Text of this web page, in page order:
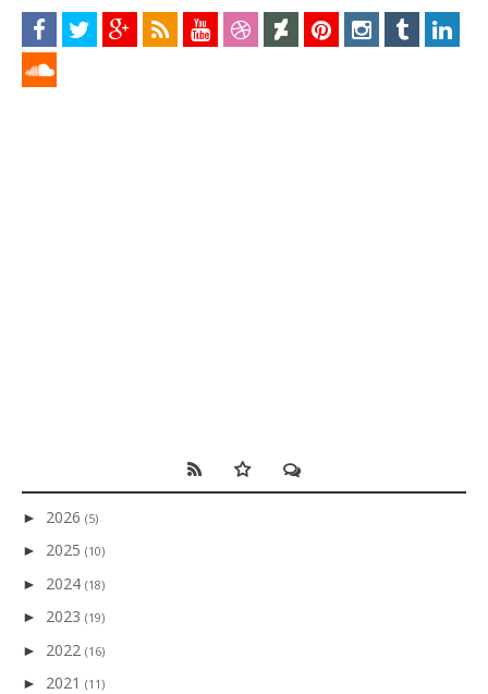
► 2026 (5)
► 2025 (10)
► 2024 (18)
► 2023 (19)
► 2022 (16)
► 2021 (11)